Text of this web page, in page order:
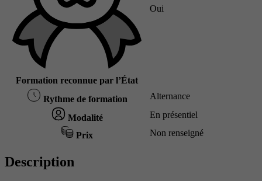
Formation reconnue par l’État
Oui
Rythme de formation Alternance
Modalité En présentiel
Prix Non renseigné
Description